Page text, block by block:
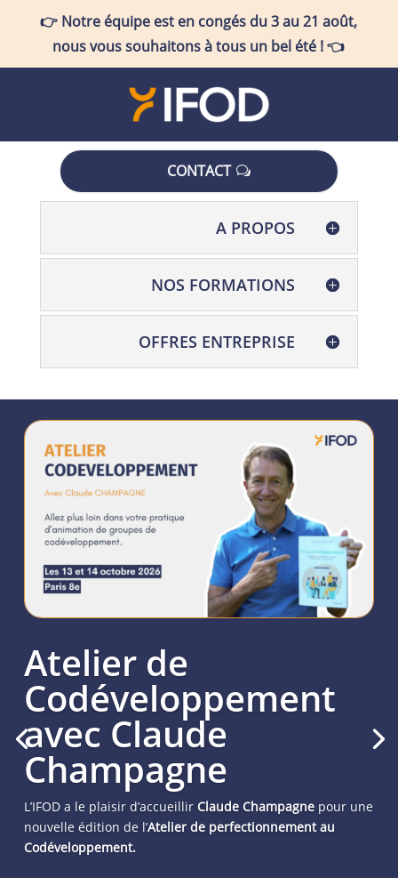
👉 Notre équipe est en congés du 3 au 21 août,
nous vous souhaitons à tous un bel été !👈
CONTACT
A PROPOS
NOS FORMATIONS
OFFRES ENTREPRISE
Atelier de
Codéveloppement
avec Claude
Champagne
L’IFOD a le plaisir d’accueillir Claude Champagne pour une
nouvelle édition de l’Atelier de perfectionnement au
Codéveloppement.